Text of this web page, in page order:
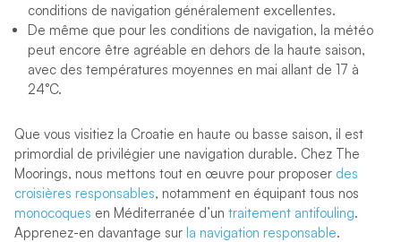
conditions de navigation généralement excellentes.
De même que pour les conditions de navigation, la météo
peut encore être agréable en dehors de la haute saison,
avec des températures moyennes en mai allant de 17 à
24°C.
Que vous visitiez la Croatie en haute ou basse saison, il est
primordial de privilégier une navigation durable. Chez The
Moorings, nous mettons tout en œuvre pour proposer des
croisières responsables, notamment en équipant tous nos
monocoques en Méditerranée d’un traitement antifouling.
Apprenez-en davantage sur la navigation responsable.